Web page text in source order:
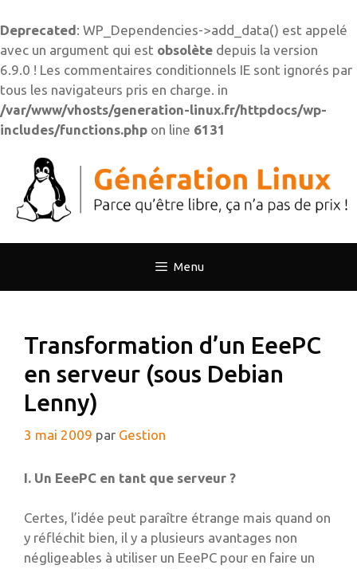
Deprecated: WP_Dependencies->add_data() est appelé
avec un argument qui est obsolète depuis la version
6.9.0 ! Les commentaires conditionnels IE sont ignorés par
tous les navigateurs pris en charge. in
/var/www/vhosts/generation-linux.fr/httpdocs/wp-
includes/functions.php on line 6131
contenu
Menu
Transformation d’un EeePC
en serveur (sous Debian
Lenny)
3 mai 2009 par Gestion
I. Un EeePC en tant que serveur ?
Certes, l’idée peut paraître étrange mais quand on
y réfléchit bien, il y a plusieurs avantages non
négligeables à utiliser un EeePC pour en faire un